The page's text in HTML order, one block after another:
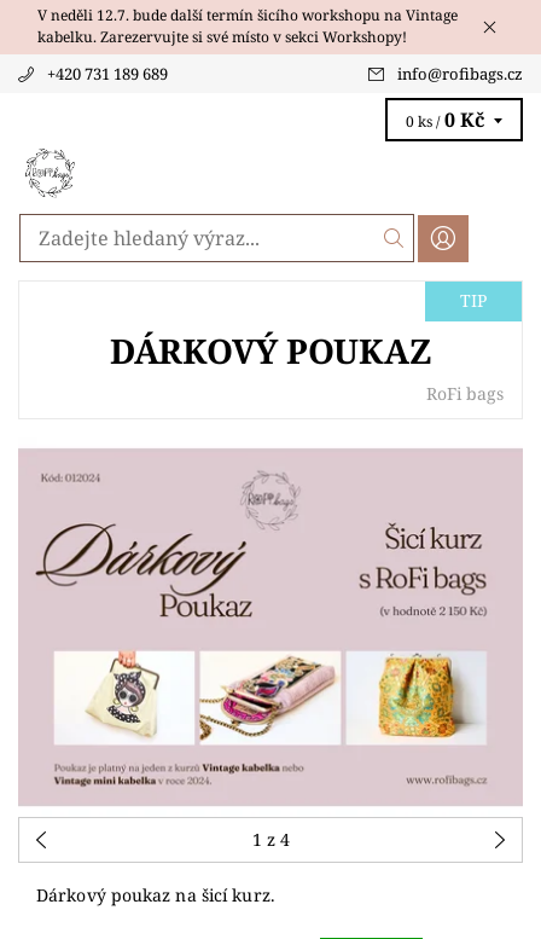
V neděli 12.7. bude další termín šicího workshopu na Vintage
kabelku. Zarezervujte si své místo v sekci Workshopy!
+420 731 189 689 info@rofibags.cz
0 ks / 0 Kč
TIP
DÁRKOVÝ POUKAZ
RoFi bags
1 z 4
Dárkový poukaz na šicí kurz.